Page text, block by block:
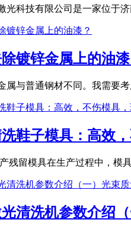
光科技有限公司是一家位于
镀锌金属上的油漆
属与普通钢材不同。我需要
鞋子模具：高效
残留模具在生产过程中，模
清洗机参数介绍